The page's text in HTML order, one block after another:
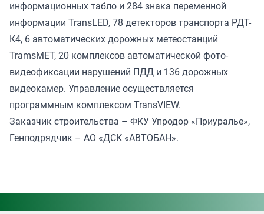
информационных табло и 284 знака переменной
информации TransLED, 78 детекторов транспорта РДТ-
К4, 6 автоматических дорожных метеостанций
TramsMET, 20 комплексов автоматической фото-
видеофиксации нарушений ПДД и 136 дорожных
видеокамер. Управление осуществляется
программным комплексом TransVIEW.
Заказчик строительства – ФКУ Упродор «Приуралье»,
Генподрядчик – АО «ДСК «АВТОБАН».